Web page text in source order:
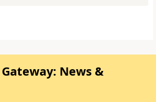
News &